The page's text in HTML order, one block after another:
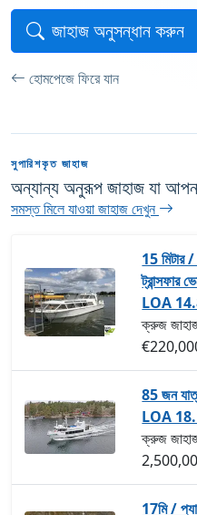
জাহাজ অনুসন্ধান করুন
হোমপেজে ফিরে যান
সুপারিশকৃত জাহাজ
অন্যান্য অনুরূপ জাহাজ যা
সমস্ত মিলে যাওয়া জাহাজ দেখুন
15 মিটার
LOA
ক্রুজ
85 জন
LOA
ক্রুজ
17মি /